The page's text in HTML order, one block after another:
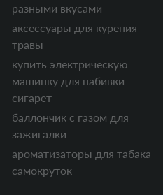
разными вкусами
аксессуары для курения
травы
купить электрическую
машинку для набивки
сигарет
баллончик с газом для
зажигалки
ароматизаторы для табака
самокруток